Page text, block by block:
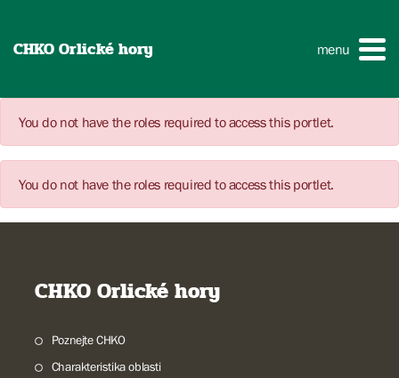
CHKO Orlické hory menu
You do not have the roles required to access this portlet.
You do not have the roles required to access this portlet.
CHKO Orlické hory
Poznejte CHKO
Charakteristika oblasti